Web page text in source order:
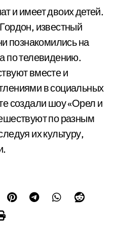
и имеет двоих детей.
известный
познакомились на
по телевидению.
вместе и
в социальных
создали шоу «Орел и
по разным
их культуру,